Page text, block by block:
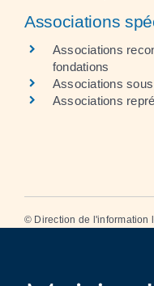
Associations
Associations
fondations
Associations
Associations
© Direction de l'information